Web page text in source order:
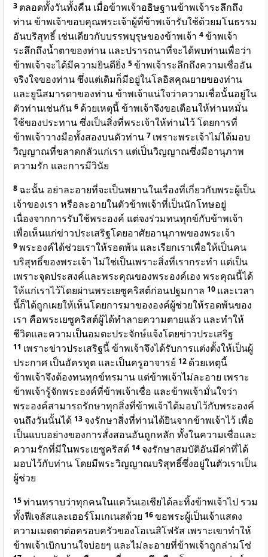
3 ตลอดทั้งวันทั้งคืน เมื่อข้าพเจ้าอธิษฐานข้าพเจ้าระลึกถึง
ท่าน ข้าพเจ้าขอบคุณพระเจ้าผู้ที่ข้าพเจ้ารับใช้ด้วยมโนธรรม
อันบริสุทธิ์ เช่นเดียวกับบรรพบุรุษของข้าพเจ้า 4ข้าพเจ้า
ระลึกถึงน้ำตาของท่าน และปรารถนาที่จะได้พบท่านเพื่อว่า
ข้าพเจ้าจะได้มีความยินดียิ่ง 5ข้าพเจ้าระลึกถึงความเชื่ออัน
จริงใจของท่าน ซึ่งแต่เดิมก็มีอยู่ในโลอิสคุณยายของท่าน
และยูนีสมารดาของท่าน ข้าพเจ้าแน่ใจว่าความเชื่อนั้นอยู่ใน
ตัวท่านเช่นกัน 6 ด้วยเหตุนี้ ข้าพเจ้าจึงขอเตือนให้ท่านหมั่น
ใช้ของประทาน ซึ่งเป็นสิ่งที่พระเจ้าให้ท่านไว้ โดยการที่
ข้าพเจ้าวางมือทั้งสองบนตัวท่าน 7 เพราะพระเจ้าไม่ได้มอบ
วิญญาณที่ขลาดกลัวแก่เรา แต่เป็นวิญญาณซึ่งมีอานุภาพ
ความรัก และการมีวินัย
8 ฉะนั้น อย่าละอายที่จะเป็นพยานในเรื่องที่เกี่ยวกับพระผู้เป็น
เจ้าของเรา หรือละอายในตัวข้าพเจ้าที่เป็นนักโทษอยู่
เนื่องจากการรับใช้พระองค์ แต่จงร่วมทนทุกข์กับข้าพเจ้า
เพื่อเห็นแก่ข่าวประเสริฐโดยอาศัยอานุภาพของพระเจ้า
9พระองค์ได้ช่วยเราให้รอดพ้น และเรียกเราเพื่อให้เป็นคน
บริสุทธิ์ของพระเจ้า ไม่ใช่เป็นเพราะสิ่งที่เรากระทำ แต่เป็น
เพราะจุดประสงค์และพระคุณของพระองค์เอง พระคุณนี้ได้
ให้แก่เราไว้โดยผ่านพระเยซูคริสต์ก่อนปฐมกาล 10 และเวลา
นี้ก็ได้ถูกเผยให้เห็นโดยการมาขององค์ผู้ช่วยให้รอดพ้นของ
เรา คือพระเยซูคริสต์ผู้ได้ทำลายความตายแล้ว และทำให้
ชีวิตและความเป็นอมตะประจักษ์แจ้งโดยข่าวประเสริฐ
11 เพราะข่าวประเสริฐนี้ ข้าพเจ้าจึงได้รับการแต่งตั้งให้เป็นผู้
ประกาศ เป็นอัครทูต และเป็นครูอาจารย์ 12 ด้วยเหตุนี้
ข้าพเจ้าจึงต้องทนทุกข์ทรมาน แต่ข้าพเจ้าไม่ละอาย เพราะ
ข้าพเจ้ารู้จักพระองค์ที่ข้าพเจ้าเชื่อ และข้าพเจ้ามั่นใจว่า
พระองค์สามารถรักษาทุกสิ่งที่ข้าพเจ้าได้มอบไว้กับพระองค์
จนถึงวันนั้นได้ 13 จงรักษาสิ่งที่ท่านได้ยินจากข้าพเจ้าไว้ เพื่อ
เป็นแบบอย่างของการสั่งสอนอันถูกหลัก ทั้งในความเชื่อและ
ความรักที่มีในพระเยซูคริสต์ 14 จงรักษาสมบัติอันมีค่าที่ได้
มอบไว้กับท่าน โดยมีพระวิญญาณบริสุทธิ์ซึ่งอยู่ในตัวเราเป็น
ผู้ช่วย
15ท่านทราบว่าทุกคนในแคว้นเอเชียได้ละทิ้งข้าพเจ้าไป รวม
ทั้งฟีเจลัสและเฮอร์โมเกเนสด้วย 16ขอพระผู้เป็นเจ้าแสดง
ความเมตตาต่อครอบครัวของโอเนสิโฟรัส เพราะเขาทำให้
ข้าพเจ้าเบิกบานใจบ่อยๆ และไม่ละอายที่ข้าพเจ้าถูกล่ามโซ่